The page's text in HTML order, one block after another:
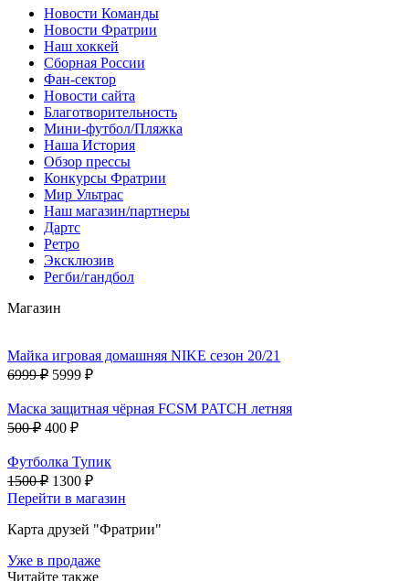
Новости Команды
Новости Фратрии
Наш хоккей
Сборная России
Фан-cектор
Новости сайта
Благотворительность
Мини-футбол/Пляжка
Наша История
Обзор прессы
Конкурсы Фратрии
Мир Ультрас
Наш магазин/партнеры
Дартс
Ретро
Эксклюзив
Регби/гандбол
Магазин
Майка игровая домашняя NIKE сезон 20/21
6999 ₽ 5999 ₽
Маска защитная чёрная FCSM PATCH летняя
500 ₽ 400 ₽
Футболка Тупик
1500 ₽ 1300 ₽
Перейти в магазин
Карта друзей "Фратрии"
Уже в продаже
Читайте также